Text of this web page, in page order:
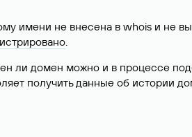
имени не внесена в whois и не
.
ли домен можно и в процессе
получить данные об истории